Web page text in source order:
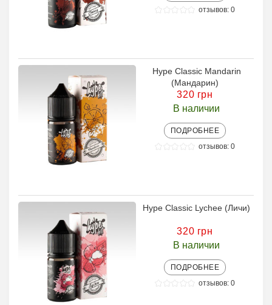
отзывов: 0
Hype Classic Mandarin
(Мандарин)
320 грн
В наличии
ПОДРОБНЕЕ
отзывов: 0
Hype Classic Lychee (Личи)
320 грн
В наличии
ПОДРОБНЕЕ
отзывов: 0